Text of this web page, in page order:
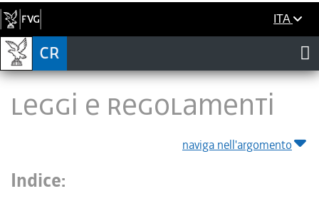
ITA
LEGGI E REGOLAMENTI
naviga nell'argomento
Indice: